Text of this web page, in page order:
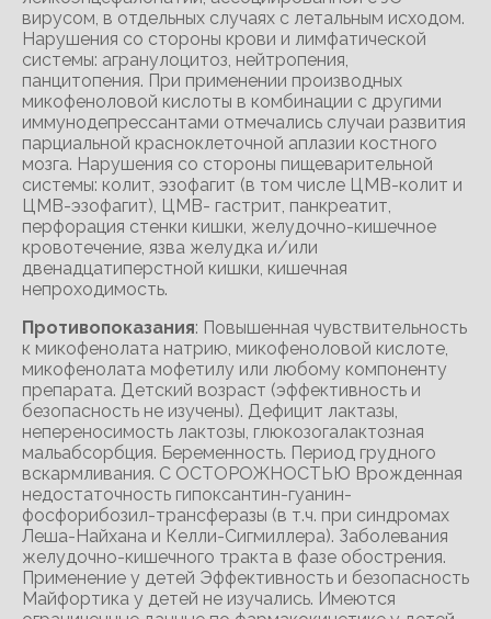
вирусом, в отдельных случаях с летальным исходом.
Нарушения со стороны крови и лимфатической
системы: агранулоцитоз, нейтропения,
панцитопения. При применении производных
микофеноловой кислоты в комбинации с другими
иммунодепрессантами отмечались случаи развития
парциальной красноклеточной аплазии костного
мозга. Нарушения со стороны пищеварительной
системы: колит, эзофагит (в том числе ЦМВ-колит и
ЦМВ-эзофагит), ЦМВ- гастрит, панкреатит,
перфорация стенки кишки, желудочно-кишечное
кровотечение, язва желудка и/или
двенадцатиперстной кишки, кишечная
непроходимость.
Противопоказания: Повышенная чувствительность
к микофенолата натрию, микофеноловой кислоте,
микофенолата мофетилу или любому компоненту
препарата. Детский возраст (эффективность и
безопасность не изучены). Дефицит лактазы,
непереносимость лактозы, глюкозогалактозная
мальабсорбция. Беременность. Период грудного
вскармливания. С ОСТОРОЖНОСТЬЮ Врожденная
недостаточность гипоксантин-гуанин-
фосфорибозил-трансферазы (в т.ч. при синдромах
Леша-Найхана и Келли-Сигмиллера). Заболевания
желудочно-кишечного тракта в фазе обострения.
Применение у детей Эффективность и безопасность
Майфортика у детей не изучались. Имеются